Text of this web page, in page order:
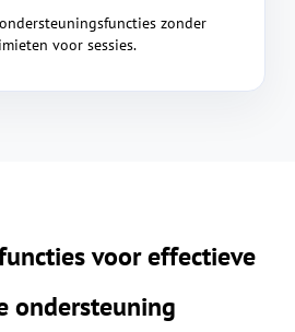
zonder
voor sessies.
voor effectieve
ondersteuning